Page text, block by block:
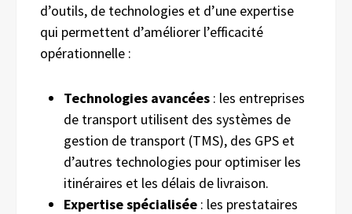
d’outils, de technologies et d’une expertise
qui permettent d’améliorer l’efficacité
opérationnelle :
Technologies avancées : les entreprises
de transport utilisent des systèmes de
gestion de transport (TMS), des GPS et
d’autres technologies pour optimiser les
itinéraires et les délais de livraison.
Expertise spécialisée : les prestataires